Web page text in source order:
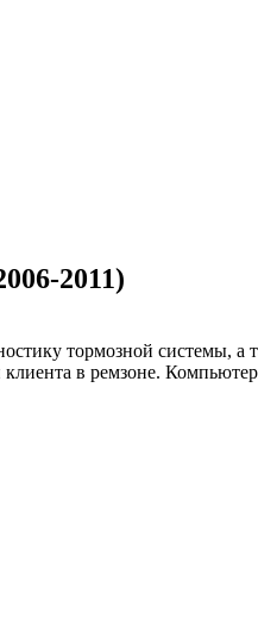
2011)
тормозной системы, а
в ремзоне.